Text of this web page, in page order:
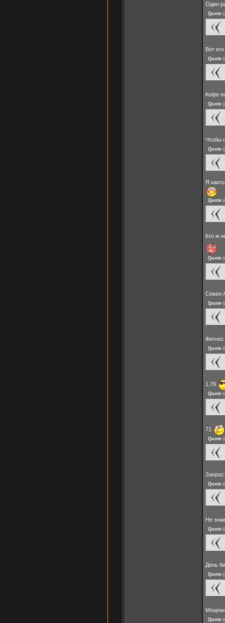
Один
Quote (
Вот
Quote (
Кофе
Quote (
Чтобы
Quote (
Я
Quote (
Кто ж
Quote (
Севен
Quote (
Quote (
1,79
Quote (
71
Quote (
Quote (
Не
Quote (
День
Quote (
Quote (